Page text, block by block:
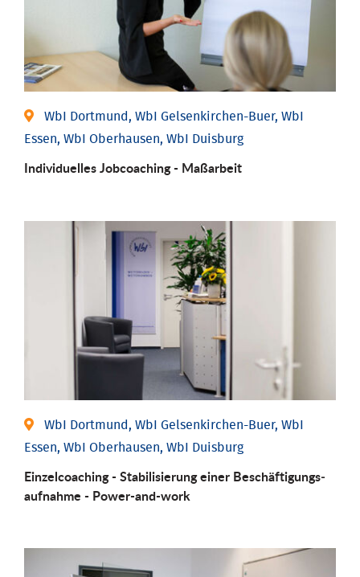
WbI Dortmund, WbI Gelsenkirchen-Buer, WbI
Essen, WbI Oberhausen, WbI Duisburg
Individu­elles Job­coaching - Maßarbeit
WbI Dortmund, WbI Gelsenkirchen-Buer, WbI
Essen, WbI Oberhausen, WbI Duisburg
Einzel­coaching - Stabili­sierung einer Be­schäftigungs­
aufnahme - Power-and-work